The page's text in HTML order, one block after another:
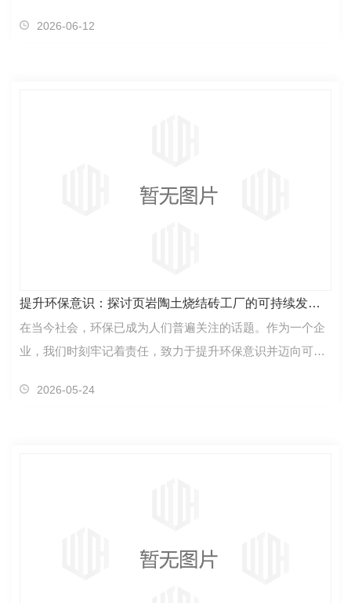
2026-06-12
提升环保意识：探讨页岩陶土烧结砖工厂的可持续发展之路
在当今社会，环保已成为人们普遍关注的话题。作为一个企
业，我们时刻牢记着责任，致力于提升环保意识并迈向可持
2026-05-24